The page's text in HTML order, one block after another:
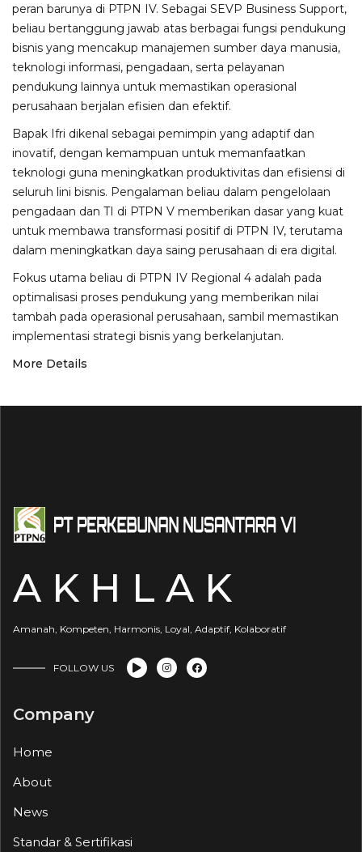
peran barunya di PTPN IV. Sebagai SEVP Business Support,
beliau bertanggung jawab atas berbagai fungsi pendukung
bisnis yang mencakup manajemen sumber daya manusia,
teknologi informasi, pengadaan, serta pelayanan
pendukung lainnya untuk memastikan operasional
perusahaan berjalan efisien dan efektif.
Bapak Ifri dikenal sebagai pemimpin yang adaptif dan
inovatif, dengan kemampuan untuk memanfaatkan
teknologi guna meningkatkan produktivitas dan efisiensi di
seluruh lini bisnis. Pengalaman beliau dalam pengelolaan
pengadaan dan TI di PTPN V memberikan dasar yang kuat
untuk membawa transformasi positif di PTPN IV, terutama
dalam meningkatkan daya saing perusahaan di era digital.
Fokus utama beliau di PTPN IV Regional 4 adalah pada
optimalisasi proses pendukung yang memberikan nilai
tambah pada operasional perusahaan, sambil memastikan
implementasi strategi bisnis yang berkelanjutan.
More Details
A K H L A K
Amanah, Kompeten, Harmonis, Loyal, Adaptif, Kolaboratif
FOLLOW US
Company
Home
About
News
Standar & Sertifikasi